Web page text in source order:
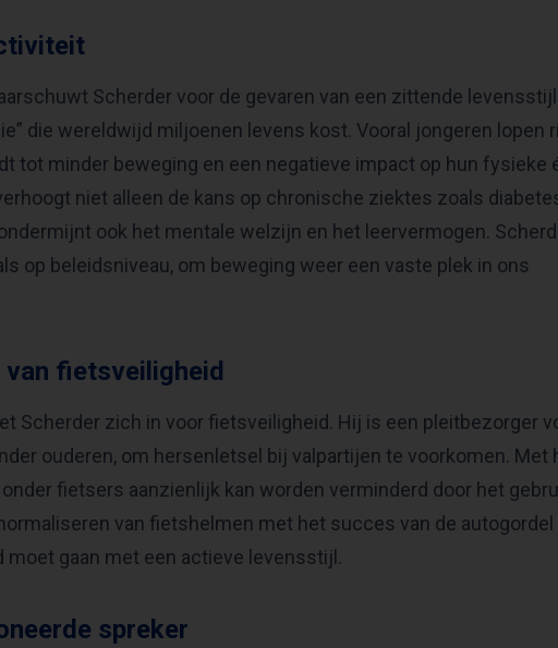
Scherder voor de gevaren van een zittende
die wereldwijd miljoenen levens kost. Vooral jongeren lopen
tot minder beweging en een negatieve impact op hun fysieke
niet alleen de kans op chronische ziektes zoals
ook het mentale welzijn en het leervermogen.
op beleidsniveau, om beweging weer een vaste plek in ons
van fietsveiligheid
Scherder zich in voor fietsveiligheid. Hij is een pleitbezorger
ouderen, om hersenletsel bij valpartijen te voorkomen. Met
fietsers aanzienlijk kan worden verminderd door het
van fietshelmen met het succes van de autogordel
moet gaan met een actieve levensstijl.
spreker